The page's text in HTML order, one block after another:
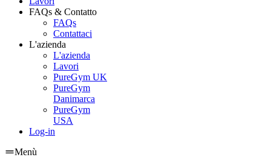
FAQs & Contatto
FAQs
Contattaci
L'azienda
L'azienda
Lavori
PureGym UK
PureGym
Danimarca
PureGym
USA
Log-in
Menù